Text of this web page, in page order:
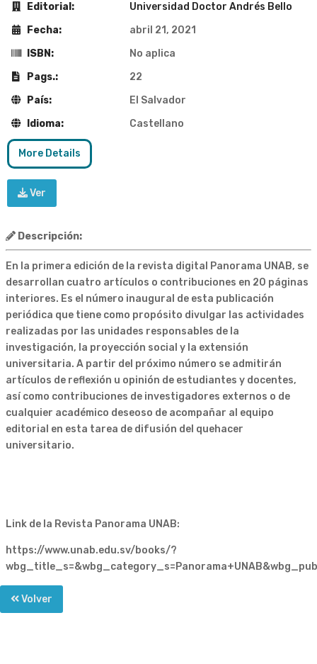
Editorial:
Universidad Doctor Andrés Bello
Fecha:
abril 21, 2021
ISBN:
No aplica
Pags.:
22
País:
El Salvador
Idioma:
Castellano
More Details
Ver
Descripción:
En la primera edición de la revista digital Panorama UNAB, se
desarrollan cuatro artículos o contribuciones en 20 páginas
interiores. Es el número inaugural de esta publicación
periódica que tiene como propósito divulgar las actividades
realizadas por las unidades responsables de la
investigación, la proyección social y la extensión
universitaria. A partir del próximo número se admitirán
artículos de reflexión u opinión de estudiantes y docentes,
así como contribuciones de investigadores externos o de
cualquier académico deseoso de acompañar al equipo
editorial en esta tarea de difusión del quehacer
universitario.
Link de la Revista Panorama UNAB:
https://www.unab.edu.sv/books/?
Volver